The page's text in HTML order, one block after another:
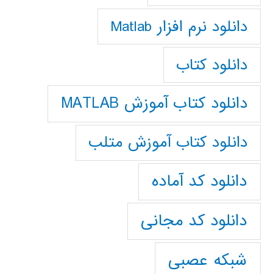
دانلود نرم افزار Matlab
دانلود کتاب
دانلود کتاب آموزش MATLAB
دانلود کتاب آموزش متلب
دانلود کد آماده
دانلود کد مجانی
شبکه عصبی